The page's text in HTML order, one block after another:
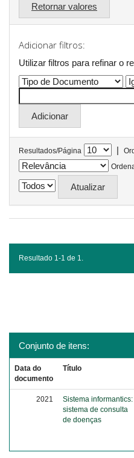
Retornar valores
Adicionar filtros:
Utilizar filtros para refinar o
Resultados/Página |
Resultado 1-1 de 1.
Conjunto de itens:
Data do
documento
Título
2021
Sistema informantics:
sistema de consulta
de doenças